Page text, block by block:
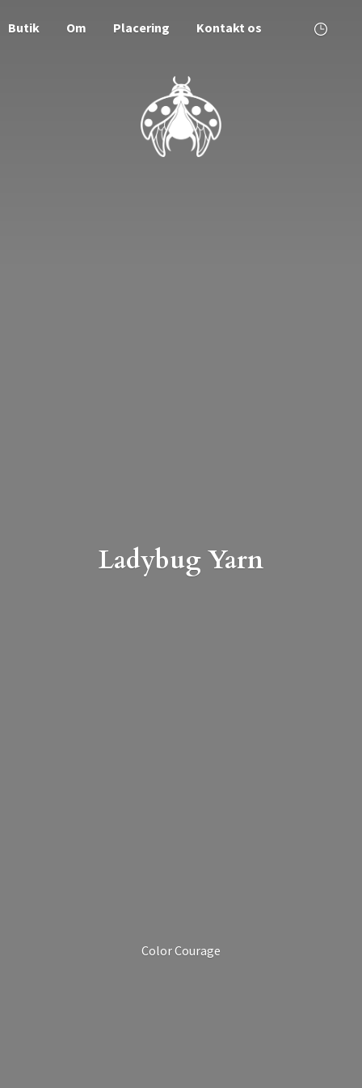
Butik Om Placering Kontakt os
Ladybug Yarn
Color Courage